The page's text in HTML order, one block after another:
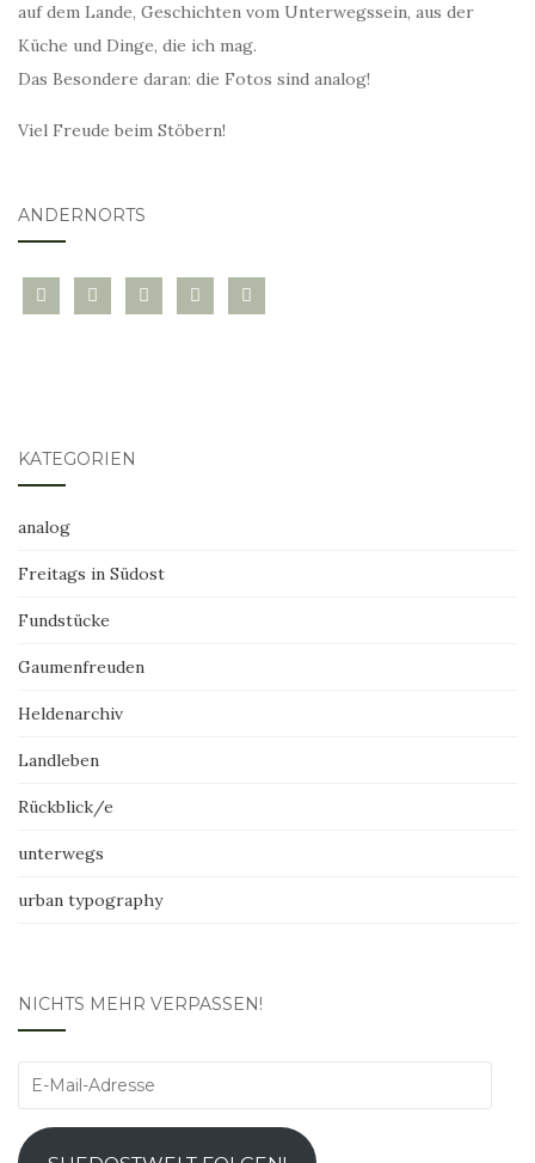
auf dem Lande, Geschichten vom Unterwegssein, aus der
Küche und Dinge, die ich mag.
Das Besondere daran: die Fotos sind analog!
Viel Freude beim Stöbern!
ANDERNORTS
bloglovininstagramtwitter pinterest
mail
KATEGORIEN
analog
Freitags in Südost
Fundstücke
Gaumenfreuden
Heldenarchiv
Landleben
Rückblick/e
unterwegs
urban typography
NICHTS MEHR VERPASSEN!
E-
Adresse